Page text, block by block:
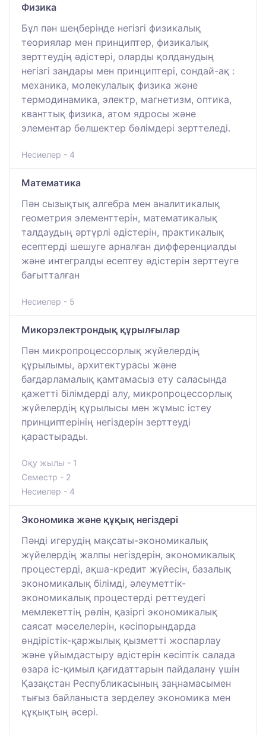
Физика
Бұл пән шеңберінде негізгі физикалық
теориялар мен принциптер, физикалық
зерттеудің әдістері, оларды қолданудың
негізгі заңдары мен принциптері, сондай-ақ :
механика, молекулалық физика және
термодинамика, электр, магнетизм, оптика,
кванттық физика, атом ядросы және
элементар бөлшектер бөлімдері зерттеледі.
Несиелер - 4
Математика
Пән сызықтық алгебра мен аналитикалық
геометрия элементтерін, математикалық
талдаудың әртүрлі әдістерін, практикалық
есептерді шешуге арналған дифференциалды
және интегралды есептеу әдістерін зерттеуге
бағытталған
Несиелер - 5
Микорэлектрондық құрылғылар
Пән микропроцессорлық жүйелердің
құрылымы, архитектурасы және
бағдарламалық қамтамасыз ету саласында
қажетті білімдерді алу, микропроцессорлық
жүйелердің құрылысы мен жұмыс істеу
принциптерінің негіздерін зерттеуді
қарастырады.
Оқу жылы - 1
Семестр - 2
Несиелер - 4
Экономика және құқық негіздері
Пәнді игерудің мақсаты-экономикалық
жүйелердің жалпы негіздерін, экономикалық
процестерді, ақша-кредит жүйесін, базалық
экономикалық білімді, әлеуметтік-
экономикалық процестерді реттеудегі
мемлекеттің рөлін, қазіргі экономикалық
саясат мәселелерін, кәсіпорындарда
өндірістік-қаржылық қызметті жоспарлау
және ұйымдастыру әдістерін кәсіптік салада
өзара іс-қимыл қағидаттарын пайдалану үшін
Қазақстан Республикасының заңнамасымен
тығыз байланыста зерделеу экономика мен
құқықтың әсері.